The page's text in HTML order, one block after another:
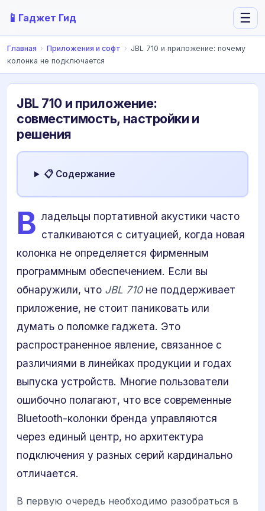
📱 Гаджет Гид ☰
Главная › Приложения и софт › JBL 710 и приложение: почему
колонка не подключается
JBL 710 и приложение:
совместимость, настройки и
решения
📋 Содержание
В ладельцы портативной акустики часто
сталкиваются с ситуацией, когда новая
колонка не определяется фирменным
программным обеспечением. Если вы
обнаружили, что JBL 710не поддерживает
приложение, не стоит паниковать или
думать о поломке гаджета. Это
распространенное явление, связанное с
различиями в линейках продукции и годах
выпуска устройств. Многие пользователи
ошибочно полагают, что все современные
Bluetooth-колонки бренда управляются
через единый центр, но архитектура
подключения у разных серий кардинально
отличается.
В первую очередь необходимо разобраться в